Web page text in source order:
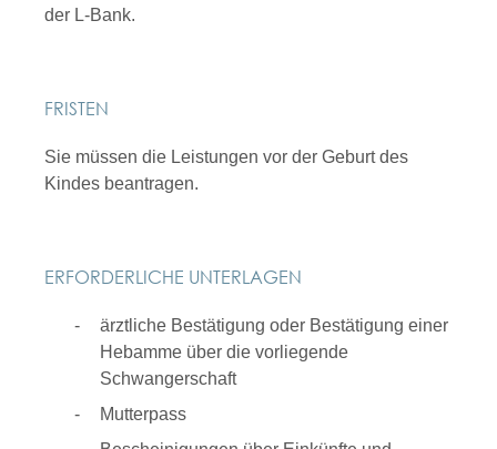
der L-Bank.
FRISTEN
Sie müssen die Leistungen vor der Geburt des
Kindes beantragen.
ERFORDERLICHE UNTERLAGEN
ärztliche Bestätigung oder Bestätigung einer
Hebamme über die vorliegende
Schwangerschaft
Mutterpass